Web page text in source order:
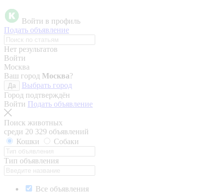
Войти в профиль
Подать объявление
Нет результатов
Войти
Москва
Ваш город Москва?
Да
Выбрать город
Город подтверждён
Войти Подать объявление
Поиск животных
среди 20 329 объявлений
Кошки
Собаки
Тип объявления
Все объявления